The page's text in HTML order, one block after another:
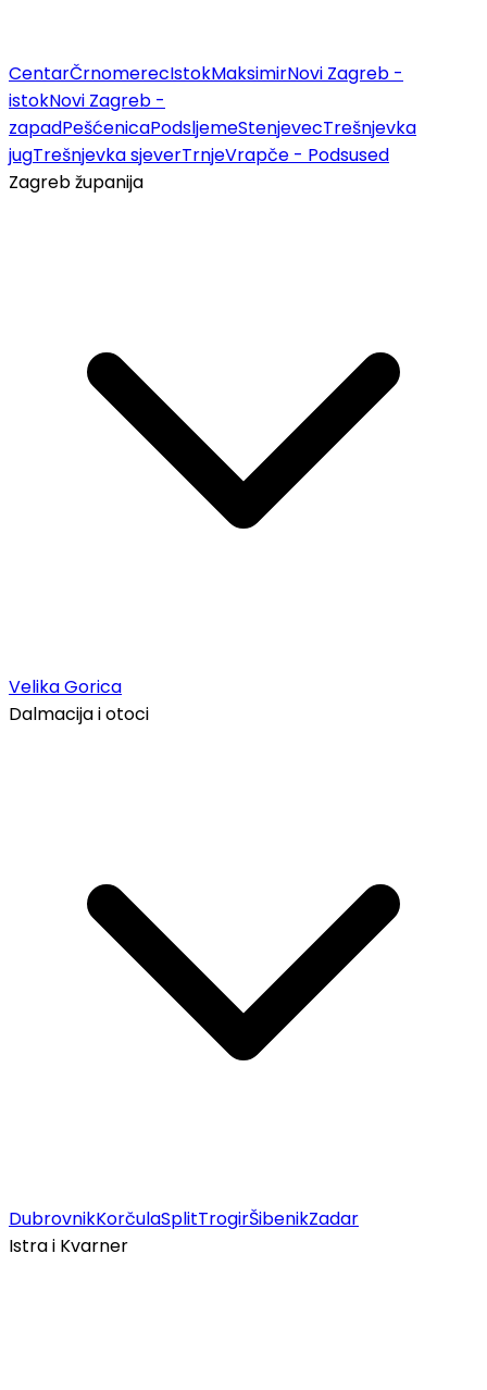
CentarČrnomerecIstokMaksimirNovi Zagreb -
istokNovi Zagreb -
zapadPešćenicaPodsljemeStenjevecTrešnjevka
jugTrešnjevka sjeverTrnjeVrapče - Podsused
Zagreb županija
Velika Gorica
Dalmacija i otoci
DubrovnikKorčulaSplitTrogirŠibenikZadar
Istra i Kvarner